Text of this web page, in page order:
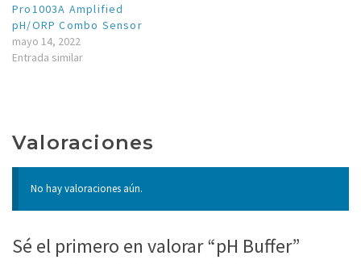
Pro1003A Amplified
pH/ORP Combo Sensor
mayo 14, 2022
Entrada similar
Valoraciones
No hay valoraciones aún.
Sé el primero en valorar “pH Buffer”